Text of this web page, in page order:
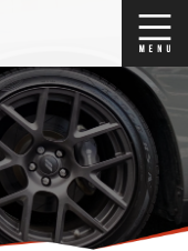
Stock list